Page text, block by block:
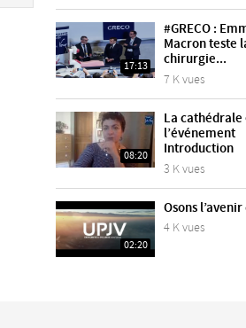
17:13
#GRECO :
Macron teste
chirurgie...
7 K vues
08:20
La cathédrale
l’événement
Introduction
3 K vues
02:20
Osons l’avenir
4 K vues